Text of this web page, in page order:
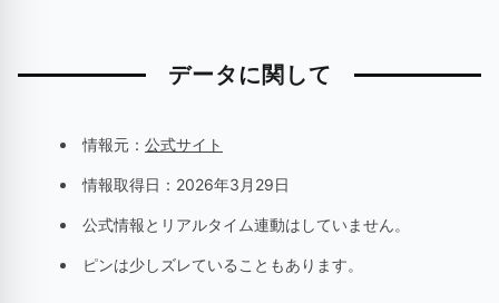
データに関して
情報元： 公式サイト
情報取得日： 2026年3月29日
公式情報とリアルタイム連動はしていません。
ピンは少しズレていることもあります。